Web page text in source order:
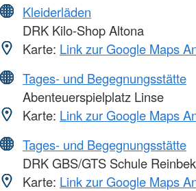
Kleiderläden
DRK Kilo-Shop Altona
Karte: Link zur Google Maps
Tages- und Begegnungsstätte
Abenteuerspielplatz Linse
Karte: Link zur Google Maps
Tages- und Begegnungsstätte
DRK GBS/GTS Schule
Karte: Link zur Google Maps